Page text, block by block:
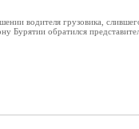
водителя грузовика,
обратился